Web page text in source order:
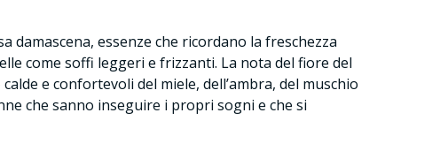
damascena, essenze che ricordano la freschezza
come soffi leggeri e frizzanti. La nota del fiore del
e confortevoli del miele, dell’ambra, del muschio
che sanno inseguire i propri sogni e che si